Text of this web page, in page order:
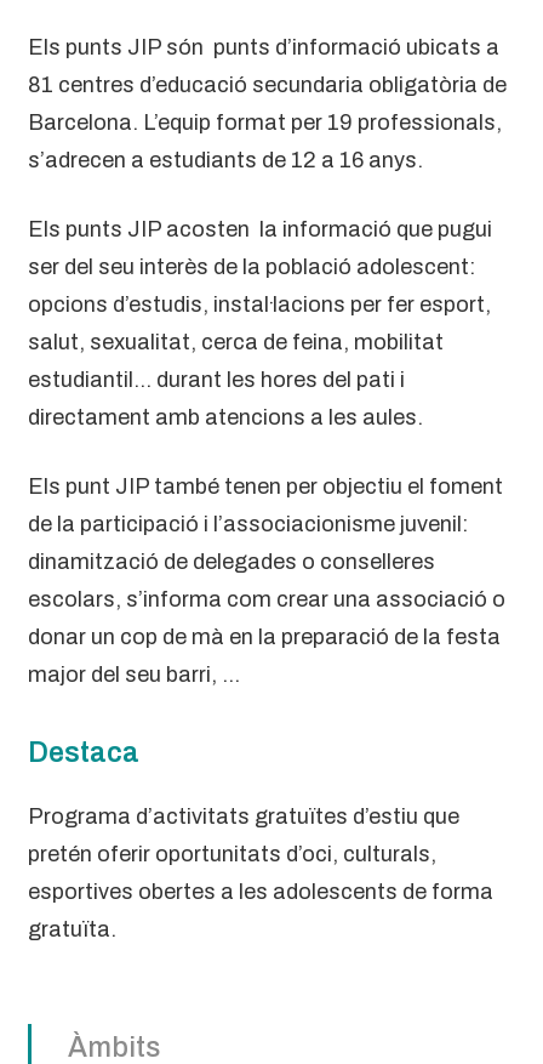
Els punts JIP són punts d’informació ubicats a
81 centres d’educació secundaria obligatòria de
Barcelona. L’equip format per 19 professionals,
s’adrecen a estudiants de 12 a 16 anys.
Els punts JIP acosten la informació que pugui
ser del seu interès de la població adolescent:
opcions d’estudis, instal·lacions per fer esport,
salut, sexualitat, cerca de feina, mobilitat
estudiantil… durant les hores del pati i
directament amb atencions a les aules.
Els punt JIP també tenen per objectiu el foment
de la participació i l’associacionisme juvenil:
dinamització de delegades o conselleres
escolars, s’informa com crear una associació o
donar un cop de mà en la preparació de la festa
major del seu barri, …
Destaca
Programa d’activitats gratuïtes d’estiu que
pretén oferir oportunitats d’oci, culturals,
esportives obertes a les adolescents de forma
gratuïta.
Àmbits